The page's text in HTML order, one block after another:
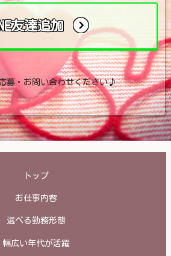
友達追加
募・お問い合わせください♪
トップ
お仕事内容
選べる勤務形態
幅広い年代が活躍